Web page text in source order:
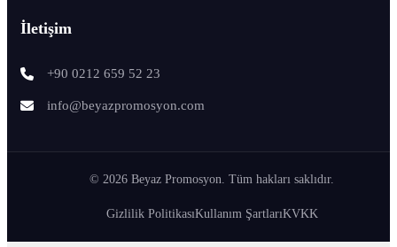
İletişim
+90 0212 659 52 23
info@beyazpromosyon.com
© 2026 Beyaz Promosyon. Tüm hakları saklıdır.
Gizlilik PolitikasıKullanım ŞartlarıKVKK